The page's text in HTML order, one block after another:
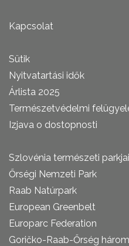
Kapcsolat
Sütik
Nyitvatartási idők
Árlista 2025
Természetvédelmi
Izjava o dostopnosti
Szlovénia természeti parkjai
Őrségi Nemzeti Park
Raab Natúrpark
European Greenbelt
Europarc Federation
Goričko-Raab-Őrség